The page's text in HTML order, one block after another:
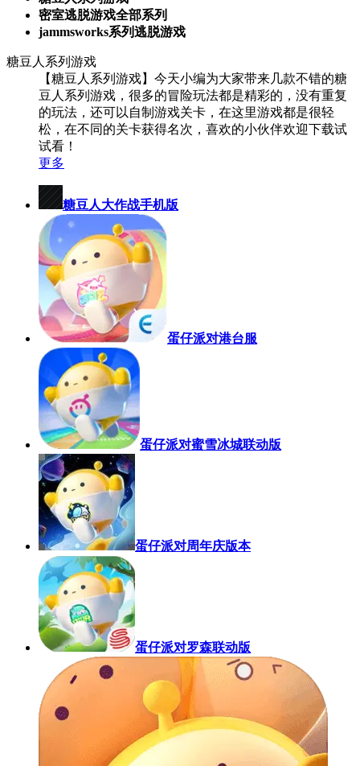
密室逃脱游戏全部系列
jammsworks系列逃脱游戏
糖豆人系列游戏
【糖豆人系列游戏】今天小编为大家带来几款不错的糖
豆人系列游戏，很多的冒险玩法都是精彩的，没有重复
的玩法，还可以自制游戏关卡，在这里游戏都是很轻
松，在不同的关卡获得名次，喜欢的小伙伴欢迎下载试
试看！
更多
糖豆人大作战手机版
蛋仔派对港台服
蛋仔派对蜜雪冰城联动版
蛋仔派对周年庆版本
蛋仔派对罗森联动版